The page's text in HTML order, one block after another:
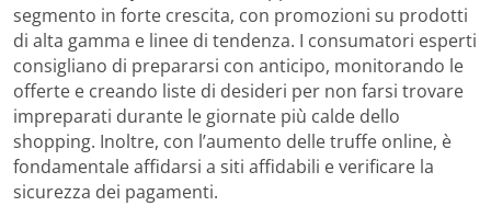
segmento in forte crescita, con promozioni su prodotti
di alta gamma e linee di tendenza. I consumatori esperti
consigliano di prepararsi con anticipo, monitorando le
offerte e creando liste di desideri per non farsi trovare
impreparati durante le giornate più calde dello
shopping. Inoltre, con l’aumento delle truffe online, è
fondamentale affidarsi a siti affidabili e verificare la
sicurezza dei pagamenti.